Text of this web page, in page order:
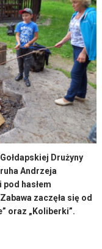
Drużyny
Andrzeja
hasłem
zaczęła się od
oraz „Koliberki”.